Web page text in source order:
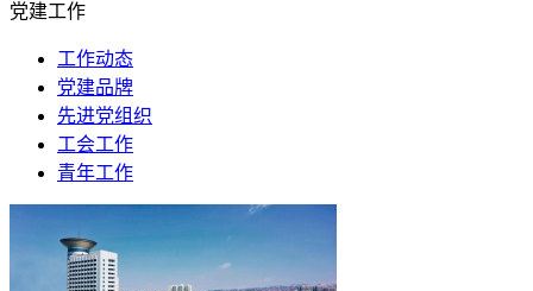
党建工作
工作动态
党建品牌
先进党组织
工会工作
青年工作